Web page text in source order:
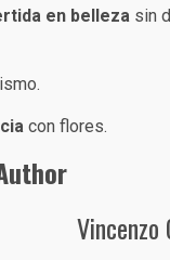
en belleza sin
con flores.